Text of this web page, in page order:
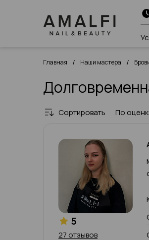
Главная / Наши мастера /
Сортировать По
5
27 отзывов